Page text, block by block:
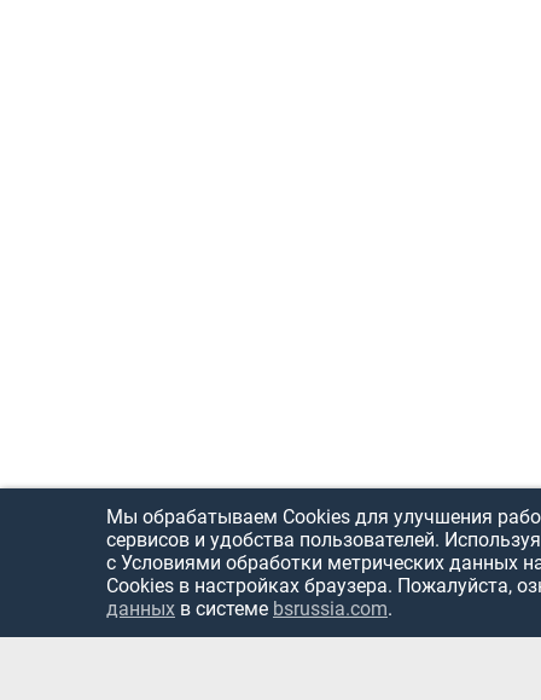
Мы обрабатываем Cookies для улучшения
сервисов и удобства пользователей.
с Условиями обработки метрических данных
Cookies в настройках браузера. Пожалуйста,
данных в системе bsrussia.com.